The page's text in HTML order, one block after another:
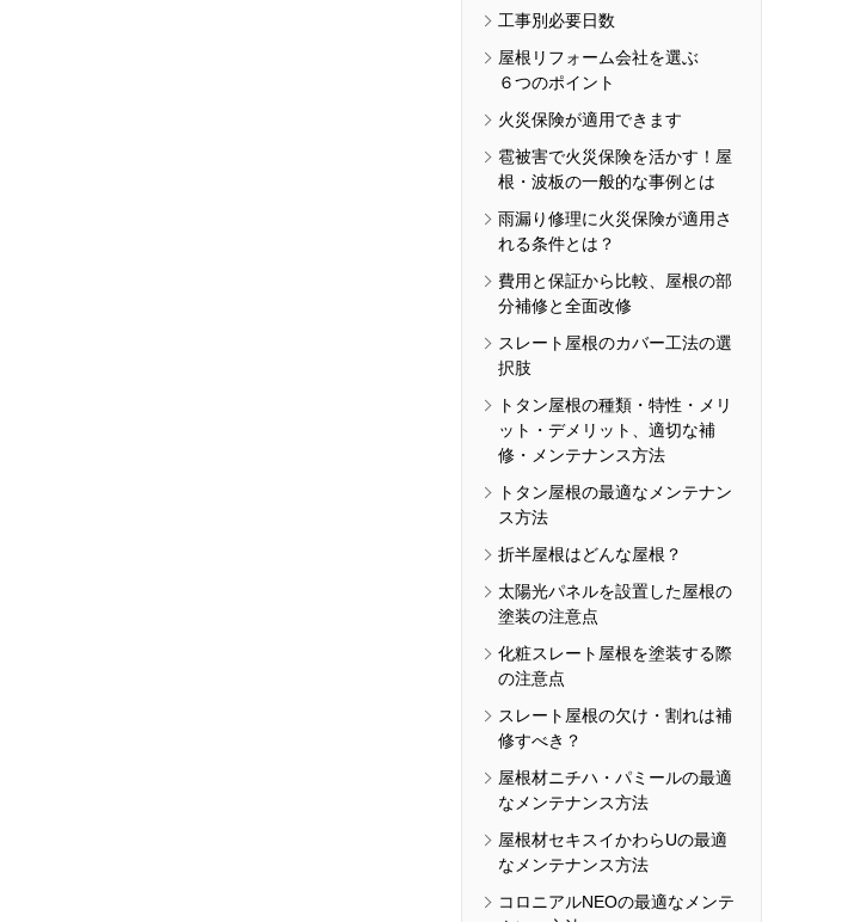
工事別必要日数
屋根リフォーム会社を選ぶ
６つのポイント
火災保険が適用できます
雹被害で火災保険を活かす！屋
根・波板の一般的な事例とは
雨漏り修理に火災保険が適用さ
れる条件とは？
費用と保証から比較、屋根の部
分補修と全面改修
スレート屋根のカバー工法の選
択肢
トタン屋根の種類・特性・メリ
ット・デメリット、適切な補
修・メンテナンス方法
トタン屋根の最適なメンテナン
ス方法
折半屋根はどんな屋根？
太陽光パネルを設置した屋根の
塗装の注意点
化粧スレート屋根を塗装する際
の注意点
スレート屋根の欠け・割れは補
修すべき？
屋根材ニチハ・パミールの最適
なメンテナンス方法
屋根材セキスイかわらUの最適
なメンテナンス方法
コロニアルNEOの最適なメンテ